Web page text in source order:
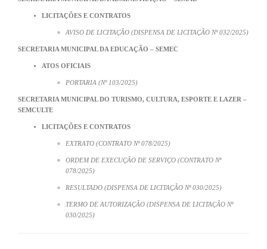
LICITAÇÕES E CONTRATOS
AVISO DE LICITAÇÃO (DISPENSA DE LICITAÇÃO Nº 032/2025)
SECRETARIA MUNICIPAL DA EDUCAÇÃO – SEMEC
ATOS OFICIAIS
PORTARIA (Nº 103/2025)
SECRETARIA MUNICIPAL DO TURISMO, CULTURA, ESPORTE E LAZER –
SEMCULTE
LICITAÇÕES E CONTRATOS
EXTRATO (CONTRATO Nº 078/2025)
ORDEM DE EXECUÇÃO DE SERVIÇO (CONTRATO Nº
078/2025)
RESULTADO (DISPENSA DE LICITAÇÃO Nº 030/2025)
TERMO DE AUTORIZAÇÃO (DISPENSA DE LICITAÇÃO Nº
030/2025)